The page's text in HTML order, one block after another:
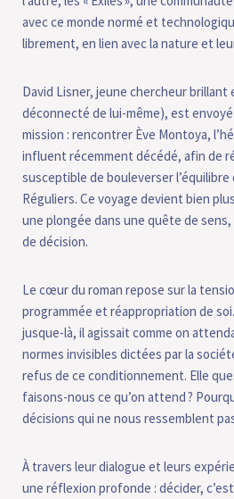
avec ce monde normé et
librement, en lien avec la nature et
David Lisner, jeune chercheur brillant
déconnecté de lui-même), est envoyé
mission : rencontrer Ève Montoya,
influent récemment décédé, afin de
susceptible de bouleverser l’équilibre
Réguliers. Ce voyage devient bien
une plongée dans une quête de
de décision.
Le cœur du roman repose sur la
programmée et réappropriation de
jusque-là, il agissait comme on
normes invisibles dictées par la
refus de ce conditionnement. Elle
faisons-nous ce qu’on attend ?
décisions qui ne nous ressemblent
À travers leur dialogue et leurs
une réflexion profonde : décider,